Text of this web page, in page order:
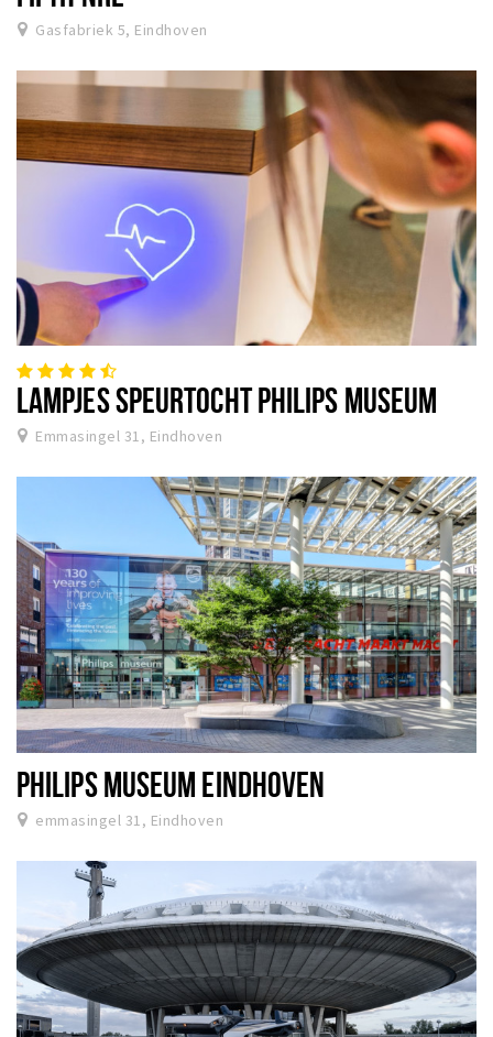
Gasfabriek 5, Eindhoven
LAMPJES SPEURTOCHT PHILIPS MUSEUM
Emmasingel 31, Eindhoven
PHILIPS MUSEUM EINDHOVEN
emmasingel 31, Eindhoven